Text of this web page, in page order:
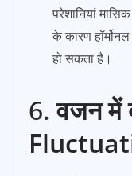
परेशानियां
के कारण
हो सकता है।
6.वजन में